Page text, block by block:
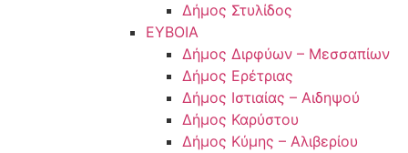
Δήμος Στυλίδος
ΕΥΒΟΙΑ
Δήμος Διρφύων – Μεσσαπίων
Δήμος Ερέτριας
Δήμος Ιστιαίας – Αιδηψού
Δήμος Καρύστου
Δήμος Κύμης – Αλιβερίου